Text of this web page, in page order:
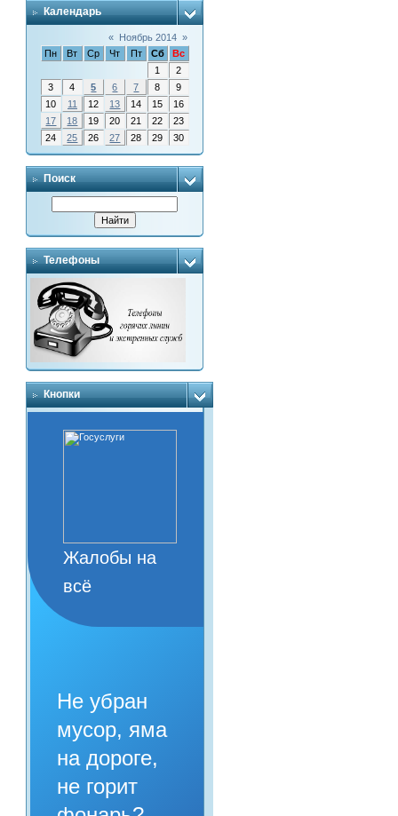
Календарь
« Ноябрь 2014 »
Пн
Вт Ср Чт Пт Сб
Вс
1
2
3
4 5 6 7 8
9
10
11 12 13 14 15
16
17
18 19 20 21 22
23
24
25 26 27 28 29 30
Поиск
Телефоны
Кнопки
Жалобы на
всё
Не убран
мусор, яма
на дороге,
не горит